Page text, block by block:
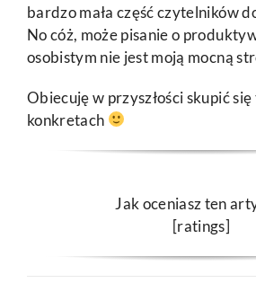
bardzo mała część czytelników
No cóż, może pisanie o
osobistym nie jest moją mocną
Obiecuję w przyszłości skupić
konkretach
Jak oceniasz ten
[ratings]